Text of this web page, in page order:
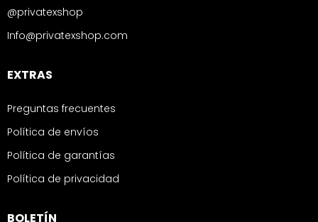
@privatexshop
Info@privatexshop.com
EXTRAS
Preguntas frecuentes
Política de envíos
Política de garantías
Política de privacidad
BOLETÍN